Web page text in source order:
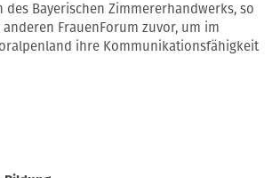
Bayerischen Zimmererhandwerks, so
FrauenForum zuvor, um im
ihre Kommunikationsfähigkeit